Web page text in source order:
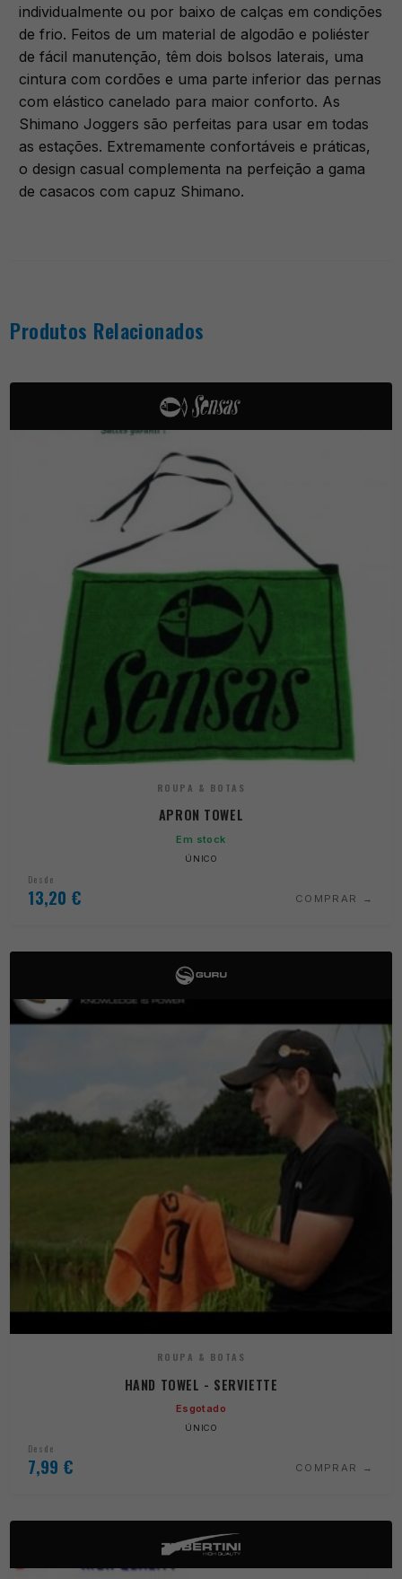
individualmente ou por baixo de calças em condições
de frio. Feitos de um material de algodão e poliéster
de fácil manutenção, têm dois bolsos laterais, uma
cintura com cordões e uma parte inferior das pernas
com elástico canelado para maior conforto. As
Shimano Joggers são perfeitas para usar em todas
as estações. Extremamente confortáveis e práticas,
o design casual complementa na perfeição a gama
de casacos com capuz Shimano.
Produtos Relacionados
ROUPA & BOTAS
APRON TOWEL
Em stock
ÚNICO
Desde
13,20 € COMPRAR
ROUPA & BOTAS
HAND TOWEL - SERVIETTE
Esgotado
ÚNICO
Desde
7,99 € COMPRAR